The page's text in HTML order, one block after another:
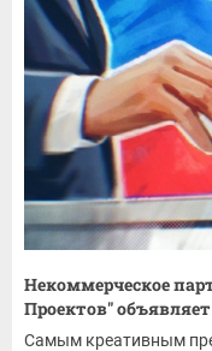
Некоммерческое
Проектов"
Самым креативным